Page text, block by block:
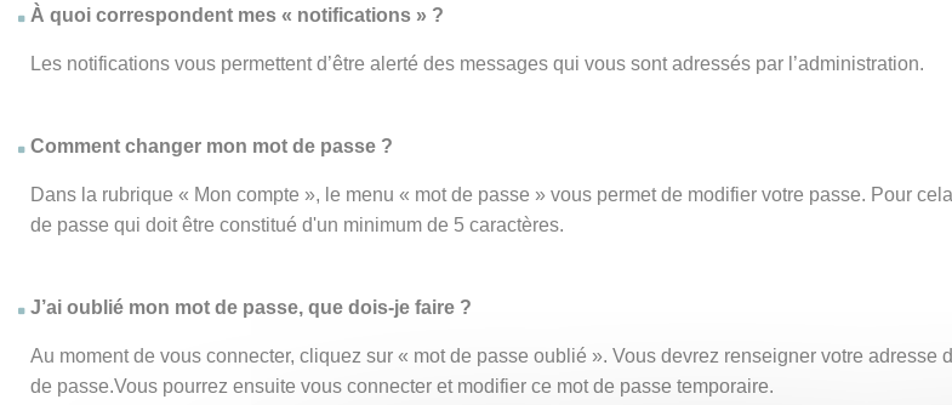
À quoi correspondent mes « notifications » ?
Les notifications vous permettent d’être alerté des messages qui vous sont adressés par l’administration.
Comment changer mon mot de passe ?
Dans la rubrique « Mon compte », le menu « mot de passe » vous permet de modifier votre passe. Pour
de passe qui doit être constitué d'un minimum de 5 caractères.
J’ai oublié mon mot de passe, que dois-je faire ?
Au moment de vous connecter, cliquez sur « mot de passe oublié ». Vous devrez renseigner votre
de passe.Vous pourrez ensuite vous connecter et modifier ce mot de passe temporaire.